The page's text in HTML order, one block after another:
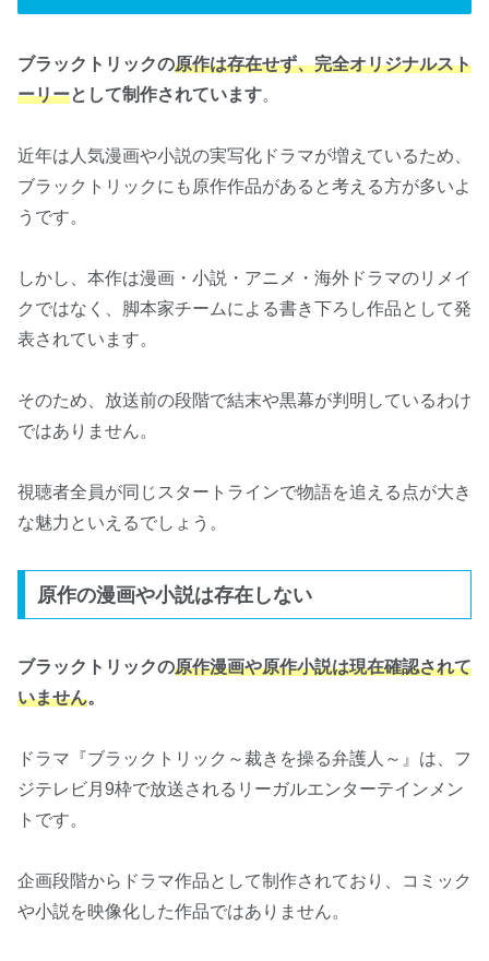
ブラックトリックの原作は存在せず、完全オリジナルスト
ーリーとして制作されています。
近年は人気漫画や小説の実写化ドラマが増えているため、
ブラックトリックにも原作作品があると考える方が多いよ
うです。
しかし、本作は漫画・小説・アニメ・海外ドラマのリメイ
クではなく、脚本家チームによる書き下ろし作品として発
表されています。
そのため、放送前の段階で結末や黒幕が判明しているわけ
ではありません。
視聴者全員が同じスタートラインで物語を追える点が大き
な魅力といえるでしょう。
原作の漫画や小説は存在しない
ブラックトリックの原作漫画や原作小説は現在確認されて
いません。
ドラマ『ブラックトリック～裁きを操る弁護人～』は、フ
ジテレビ月9枠で放送されるリーガルエンターテインメン
トです。
企画段階からドラマ作品として制作されており、コミック
や小説を映像化した作品ではありません。